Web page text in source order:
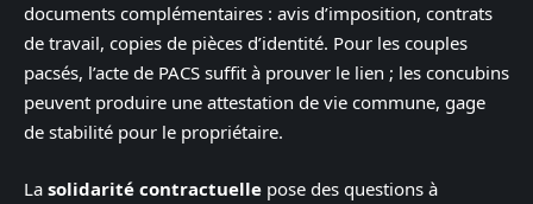
documents complémentaires : avis d’imposition, contrats
de travail, copies de pièces d’identité. Pour les couples
pacsés, l’acte de PACS suffit à prouver le lien ; les concubins
peuvent produire une attestation de vie commune, gage
de stabilité pour le propriétaire.
La solidarité contractuelle pose des questions à